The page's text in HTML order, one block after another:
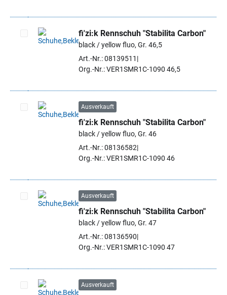
Artikel auswählen
fi'zi:k Rennschuh "Stabilita Carbon"
black / yellow fluo, Gr. 46,5
Art.-Nr.: 08139511
Org.-Nr.: VER1SMR1C-1090 46,5
Artikel auswählen
Ausverkauft
fi'zi:k Rennschuh "Stabilita Carbon"
black / yellow fluo, Gr. 46
Art.-Nr.: 08136582
Org.-Nr.: VER1SMR1C-1090 46
Artikel auswählen
Ausverkauft
fi'zi:k Rennschuh "Stabilita Carbon"
black / yellow fluo, Gr. 47
Art.-Nr.: 08136590
Org.-Nr.: VER1SMR1C-1090 47
Ausverkauft